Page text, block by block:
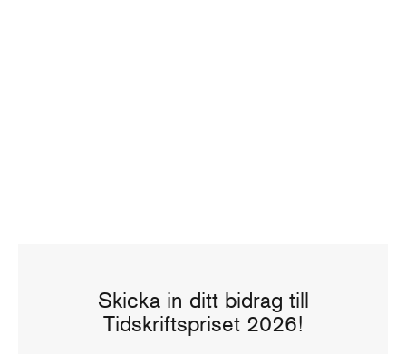
Skicka in ditt bidrag till
Tidskriftspriset 2026!